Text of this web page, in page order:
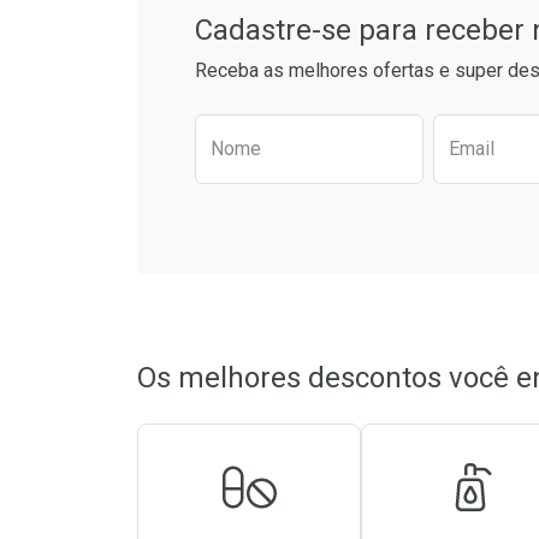
Cadastre-se para receber
Receba as melhores ofertas e super
Preencha o formulário
Nome Email
Os melhores descontos você